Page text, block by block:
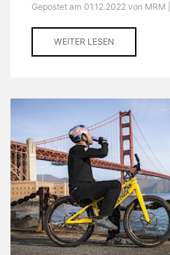
Gepostet am 01.12.2022 von MRM |
WEITER LESEN